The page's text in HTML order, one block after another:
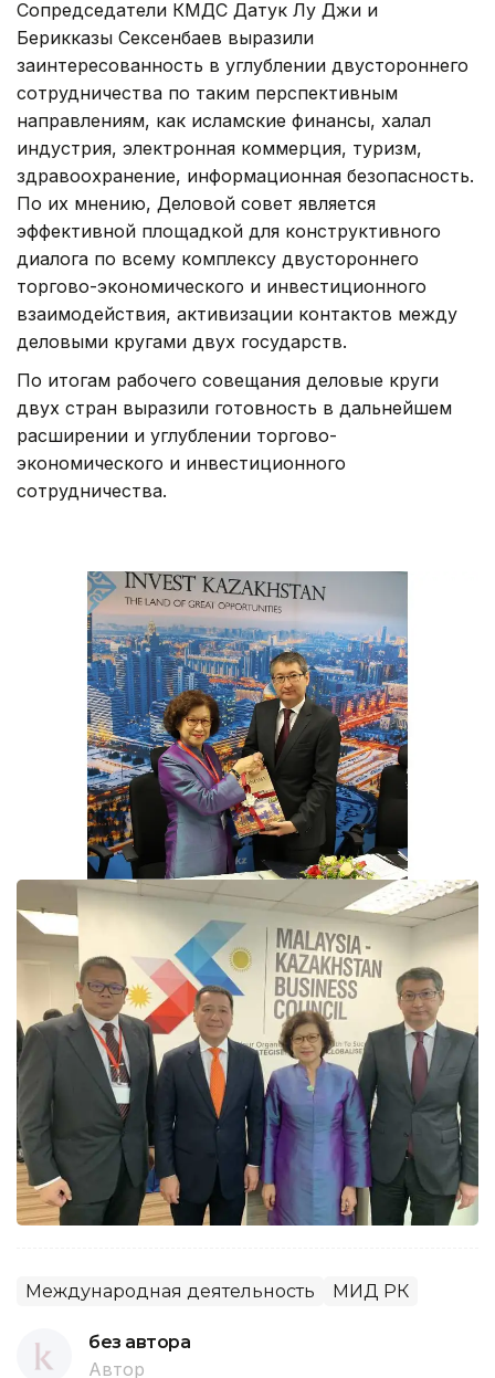
Сопредседатели КМДС Датук Лу Джи и
Берикказы Сексенбаев выразили
заинтересованность в углублении двустороннего
сотрудничества по таким перспективным
направлениям, как исламские финансы, халал
индустрия, электронная коммерция, туризм,
здравоохранение, информационная безопасность.
По их мнению, Деловой совет является
эффективной площадкой для конструктивного
диалога по всему комплексу двустороннего
торгово-экономического и инвестиционного
взаимодействия, активизации контактов между
деловыми кругами двух государств.
По итогам рабочего совещания деловые круги
двух стран выразили готовность в дальнейшем
расширении и углублении торгово-
экономического и инвестиционного
сотрудничества.
Международная деятельность МИД РК
без автора
Автор